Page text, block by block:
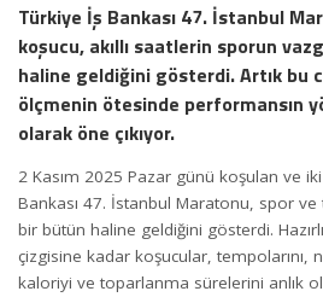
Türkiye İş Bankası 47. İstanbul
koşucu, akıllı saatlerin sporun
haline geldiğini gösterdi. Artık bu
ölçmenin ötesinde performansın
olarak öne çıkıyor.
2 Kasım 2025 Pazar günü koşulan ve
Bankası 47. İstanbul Maratonu, spor ve
bir bütün haline geldiğini gösterdi.
çizgisine kadar koşucular, tempolarını,
kaloriyi ve toparlanma sürelerini anlık